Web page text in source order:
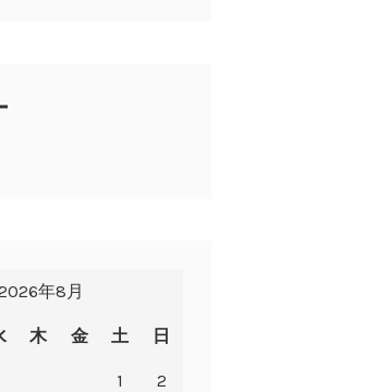
年8月
木 金 土 日
1 2